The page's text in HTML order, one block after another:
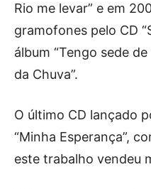
Rio me levar” e em
gramofones pelo CD
álbum “Tengo sede
da Chuva”.
O último CD lançado
“Minha Esperança”,
este trabalho vendeu